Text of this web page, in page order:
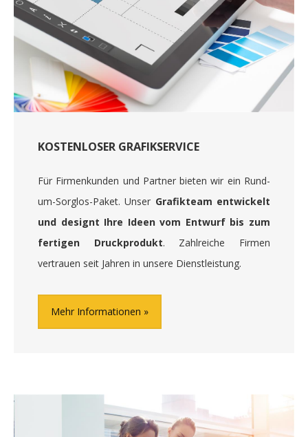
KOSTENLOSER GRAFIKSERVICE
Für Firmenkunden und Partner bieten wir ein Rund-
um-Sorglos-Paket. Unser Grafikteam entwickelt
und designt Ihre Ideen vom Entwurf bis zum
fertigen Druckprodukt. Zahlreiche Firmen
vertrauen seit Jahren in unsere Dienstleistung.
Mehr Informationen